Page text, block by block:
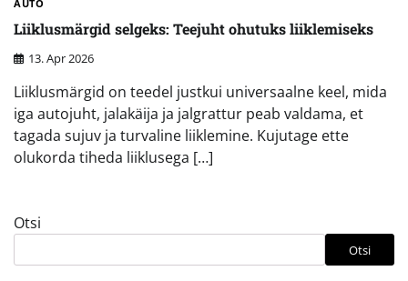
AUTO
Liiklusmärgid selgeks: Teejuht ohutuks liiklemiseks
13. Apr 2026
Liiklusmärgid on teedel justkui universaalne keel, mida
iga autojuht, jalakäija ja jalgrattur peab valdama, et
tagada sujuv ja turvaline liiklemine. Kujutage ette
olukorda tiheda liiklusega […]
Otsi
Otsi